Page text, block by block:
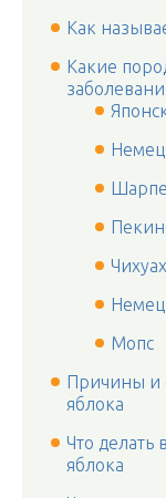
Как
Какие
Мопс
Причины и
яблока
Что делать
яблока